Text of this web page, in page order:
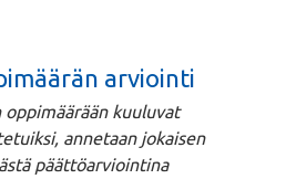
arviointi
kuuluvat
annetaan jokaisen
päättöarviointina